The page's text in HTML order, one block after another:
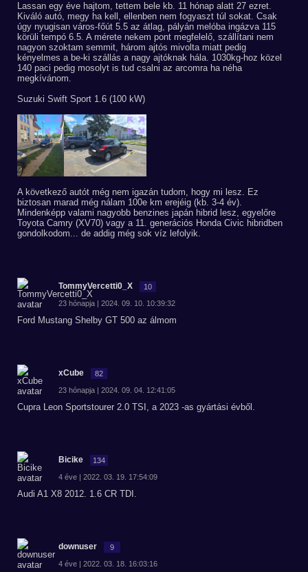
Lassan egy éve hajtom, tettem bele kb. 11 hónap alatt 27 ezret.
Kiváló autó, megy ha kell, ellenben nem fogyaszt túl sokat. Csak
úgy nyugisan város-főút 5.5 az átlag, pályán melóba ingázva 115
körüli tempó 6.5. A mérete nekem pont megfelelő, szállítani nem
nagyon szoktam semmit, három ajtós mivolta miatt pedig
kényelmes a be-ki szállás a nagy ajtóknak hála. 1030kg-hoz közel
140 paci pedig mosolyt is tud csalni az arcomra ha néha
megkívánom.
Suzuki Swift Sport 1.6 (100 kW)
A következő autót még nem igazán tudom, hogy mi lesz. Ez
biztosan marad még nálam 100e km erejéig (kb. 3-4 év).
Mindenképp valami nagyobb benzines japán hibrid lesz, egyelőre
Toyota Camry (XV70) vagy a 11. generációs Honda Civic hibridben
gondolkodom... de addig még sok víz lefolyik.
TommyVercetti0_X 10
23 hónapja | 2024. 09. 10. 10:39:32
Ford Mustang Shelby GT 500 az álmom
xCube 82
23 hónapja | 2024. 09. 04. 12:41:05
Cupra Leon Sportstourer 2.0 TSI, a 2023 -as gyártási évből.
Bicike 134
4 éve | 2022. 03. 19. 17:54:09
Audi A1 X8 2012. 1.6 CR TDI.
downuser 9
4 éve | 2022. 03. 18. 16:03:16